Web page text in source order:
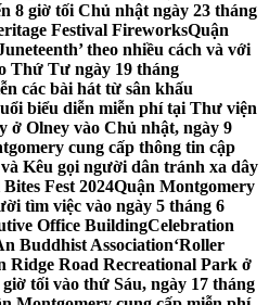
8 giờ tối Chủ nhật ngày 23 tháng
Festival FireworksQuận
theo nhiều cách và với
Thứ Tư ngày 19 tháng
các bài hát từ sân khấu
biểu diễn miễn phí tại Thư viện
ở Olney vào Chủ nhật, ngày 9
cung cấp thông tin cập
Kêu gọi người dân tránh xa dây
Fest 2024Quận Montgomery
tìm việc vào ngày 5 tháng 6
Office BuildingCelebration
Buddhist Association‘Roller
Ridge Road Recreational Park ở
tối vào thứ Sáu, ngày 17 tháng